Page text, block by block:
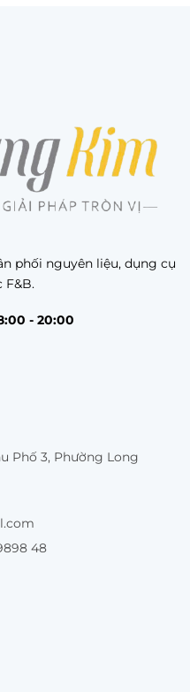
phối nguyên liệu, dụng cụ
F&B.
- 20:00
Phố 3, Phường Long
48